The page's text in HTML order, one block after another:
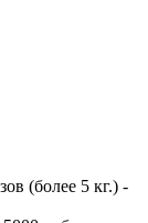
(более 5 кг.) -